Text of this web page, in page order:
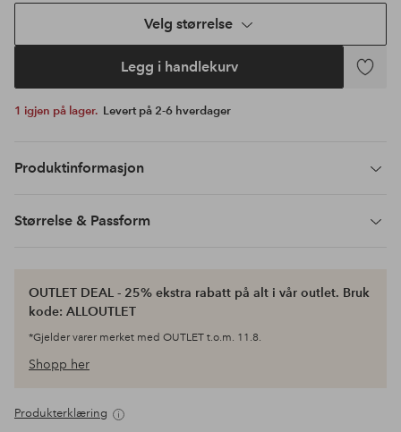
Velg størrelse
Legg i handlekurv
Legg
1 igjen på lager. Levert på 2-6 hverdager
Produktinformasjon
Størrelse & Passform
OUTLET DEAL - 25% ekstra rabatt på alt i vår outlet. Bruk
kode: ALLOUTLET
*Gjelder varer merket med OUTLET t.o.m. 11.8.
Shopp her
Produkterklæring